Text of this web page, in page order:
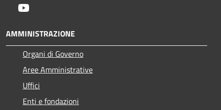
AMMINISTRAZIONE
Organi di Governo
Aree Amministrative
Uffici
Enti e fondazioni